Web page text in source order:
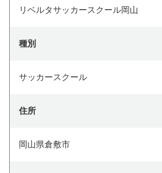
リベルタサッカースクール岡山
種別
サッカースクール
住所
岡山県倉敷市